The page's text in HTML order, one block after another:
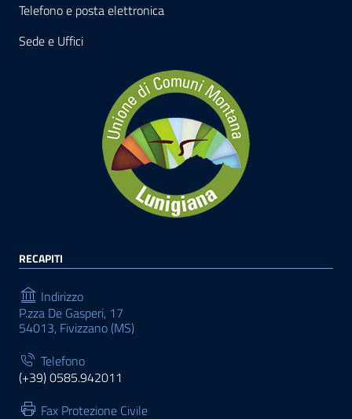
Telefono e posta elettronica
Sede e Uffici
RECAPITI
Indirizzo
P.zza De Gasperi, 17
54013, Fivizzano (MS)
Telefono
(+39) 0585.942011
Fax Protezione Civile